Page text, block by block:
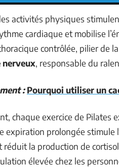
activités physiques
cardiaque et mobilise
contrôlée, pilier de
nerveux, responsable du
: Pourquoi utiliser un
chaque exercice de
expiration prolongée
réduit la production de
élevée chez les